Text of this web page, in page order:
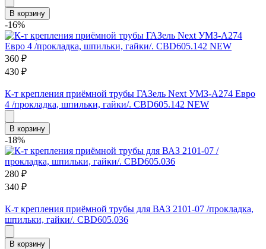
В корзину
-16%
360 ₽
430 ₽
К-т крепления приёмной трубы ГАЗель Next УМЗ-А274 Евро
4 /прокладка, шпильки, гайки/. CBD605.142 NEW
В корзину
-18%
280 ₽
340 ₽
К-т крепления приёмной трубы для ВАЗ 2101-07 /прокладка,
шпильки, гайки/. CBD605.036
В корзину